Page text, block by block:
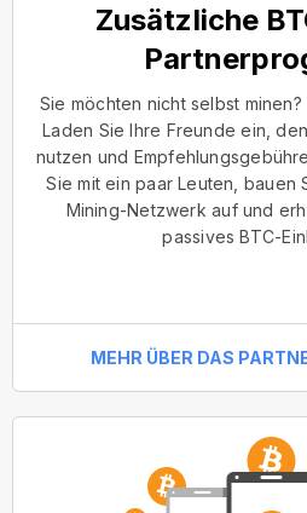
Zusätzliche
Sie möchten nicht selbst
Laden Sie Ihre Freunde ein,
nutzen und
Sie mit ein paar Leuten, bauen
Mining-Netzwerk auf und
passives BTC-
MEHR ÜBER DAS